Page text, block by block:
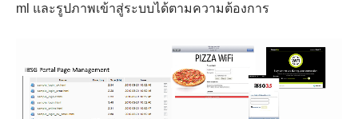
ml และรูปภาพเข้าสู่ระบบได้ตามความต้องการ